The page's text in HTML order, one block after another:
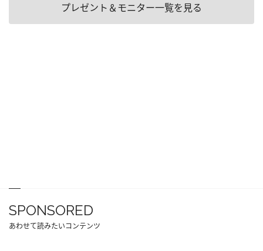
プレゼント＆モニター一覧を見る
SPONSORED
あわせて読みたいコンテンツ